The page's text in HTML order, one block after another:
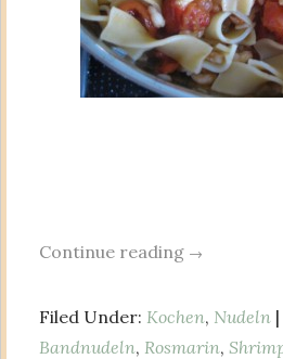
Continue reading →
Filed Under: Kochen, Nudeln
Bandnudeln, Rosmarin,